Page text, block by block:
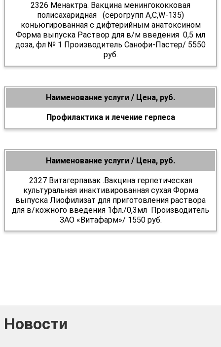
2326 Менактра. Вакцина менингококковая
полисахаридная (серогрупп А,С,W-135)
коньюгированная с дифтерийным анатоксином
Форма выпуска Раствор для в/м введения 0,5 мл
доза, фл № 1 Производитель Санофи-Пастер/ 5550
руб.
Наименование услуги / Цена, руб.
Профилактика и лечение герпеса
Наименование услуги / Цена, руб.
2327 Витагерпавак .Вакцина герпетическая
культуральная инактивированная сухая Форма
выпуска Лиофилизат для приготовления раствора
для в/кожного введения 1фл./0,3мл Производитель
ЗАО «Витафарм»/ 1550 руб.
Новости